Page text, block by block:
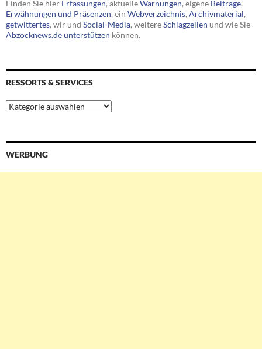
Finden Sie hier Erfassungen, aktuelleWarnungen, eigene Beiträge,
Erwähnungen und Präsenzen, ein Webverzeichnis, Archivmaterial,
getwittertes, wir und Social-Media, weitereSchlagzeilen und wie Sie
Abzocknews.de unterstützen können.
RESSORTS & SERVICES
Ressorts
&
WERBUNG